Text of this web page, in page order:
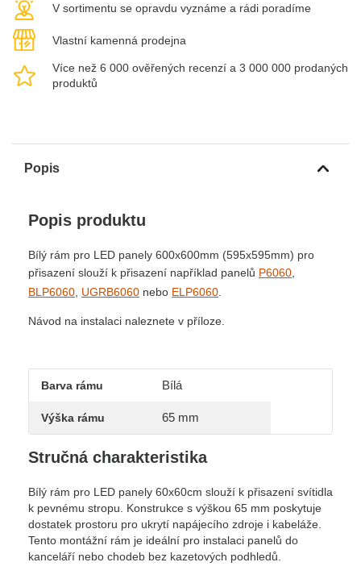
V sortimentu se opravdu vyznáme a rádi poradíme
Vlastní kamenná prodejna
Více než 6 000 ověřených recenzí a 3 000 000 prodaných
produktů
Popis
Popis produktu
Bílý rám pro LED panely 600x600mm (595x595mm) pro
přisazení slouží k přisazení například panelů P6060
BLP6060 UGRB6060 nebo ELP6060
Návod na instalaci naleznete v příloze.
Barva rámu Bílá
Výška rámu 65 mm
Stručná charakteristika
Bílý rám pro LED panely 60x60cm slouží k přisazení svítidla
k pevnému stropu. Konstrukce s výškou 65 mm poskytuje
dostatek prostoru pro ukrytí napájecího zdroje i kabeláže.
Tento montážní rám je ideální pro instalaci panelů do
kanceláří nebo chodeb bez kazetových podhledů.